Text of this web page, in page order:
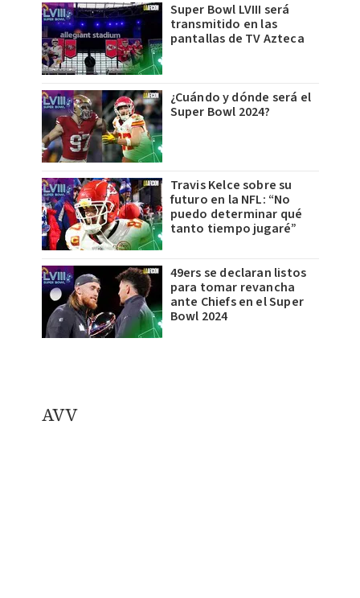
Super Bowl LVIII será
transmitido en las
pantallas de TV Azteca
¿Cuándo y dónde será el
Super Bowl 2024?
Travis Kelce sobre su
futuro en la NFL: “No
puedo determinar qué
tanto tiempo jugaré”
49ers se declaran listos
para tomar revancha
ante Chiefs en el Super
Bowl 2024
AVV